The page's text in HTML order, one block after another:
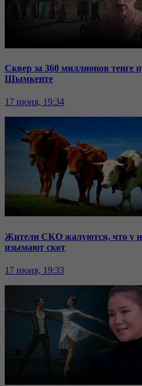
Сквер за 360 миллионов тенге
Шымкенте
17 июня, 19:34
Жители СКО жалуются, что у
изымают скот
17 июня, 19:33